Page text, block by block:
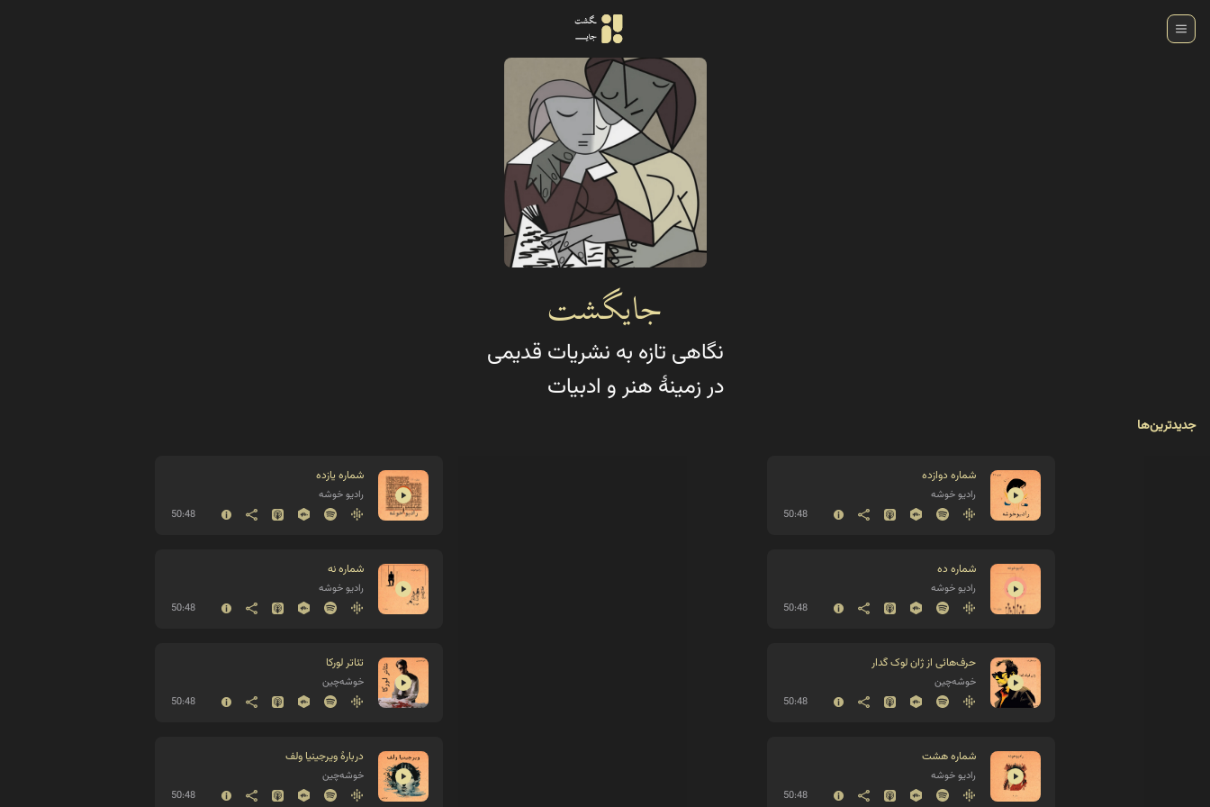
جایگشت
نگاهی تازه به نشریات قدیمی
در زمینهٔ هنر و ادبیات
جدیدترین‌ها
شماره دوازده
رادیو خوشه
50:48
شماره یازده
رادیو خوشه
50:48
شماره ده
رادیو خوشه
50:48
شماره نه
رادیو خوشه
50:48
حرف‌هائی از ژان لوک گدار
خوشه‌چین
50:48
تئاتر لورکا
خوشه‌چین
50:48
شماره هشت
رادیو خوشه
50:48
دربارهٔ ویرجینیا ولف
خوشه‌چین
50:48